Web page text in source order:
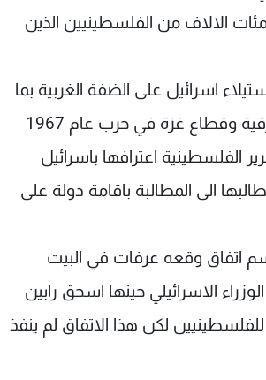
الالاف من الفلسطينيين الذين
اسرائيل على الضفة الغربية بما
فيها القدس الشرقية وقطاع غزة في حرب عام 1967
الفلسطينية اعترافها باسرائيل
الى المطالبة باقامة دولة على
عام 1993 رسم اتفاق وقعه عرفات في البيت
الاسرائيلي حينها اسحق رابين
لكن هذا الاتفاق لم ينفذ